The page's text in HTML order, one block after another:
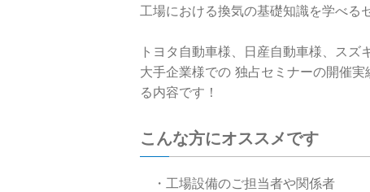
工場における換気の基礎知識を学べる
トヨタ自動車様、日産自動車様、スズ
大手企業様での 独占セミナーの開催
る内容です！
こんな方にオススメです
・工場設備のご担当者や関係者